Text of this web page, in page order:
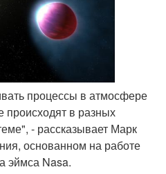
процессы в атмосфере
происходят в разных
- рассказывает Марк
основанном на работе
эймса Nasa.